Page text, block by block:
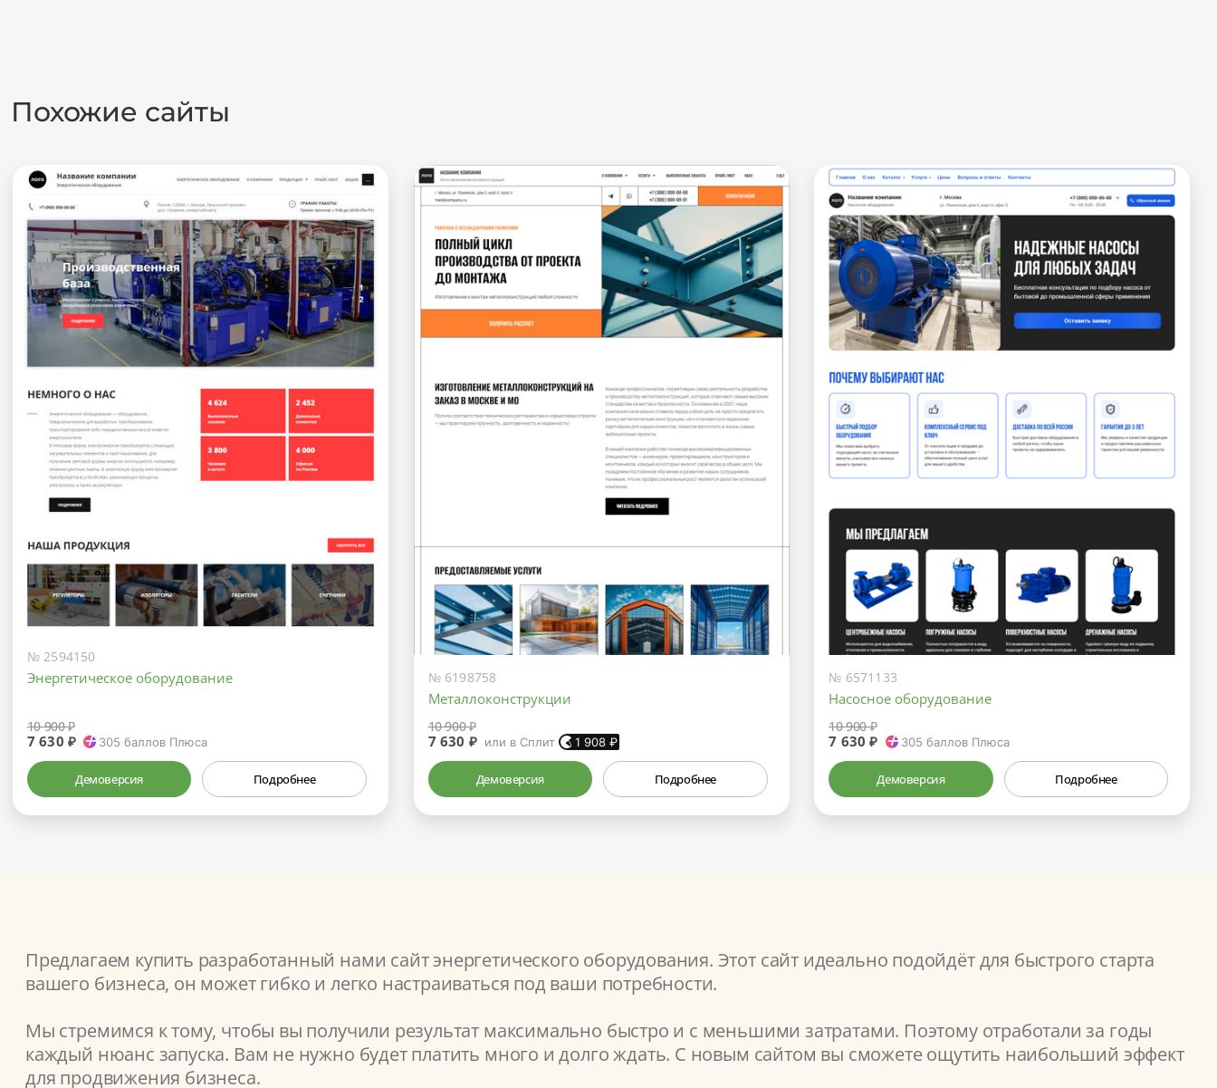
Похожие сайты
№ 2594150
Энергетическое оборудование
10 900 ₽
7 630 ₽ 305 баллов Плюса
Демоверсия Подробнее
№ 6198758
Металлоконструкции
10 900 ₽
7 630 ₽ или в Сплит 1 908₽
Демоверсия Подробнее
№ 6571133
Насосное оборудование
10 900 ₽
7 630 ₽ 305 баллов Плюса
Демоверсия Подробнее
Предлагаем купить разработанный нами сайт энергетического оборудования. Этот сайт идеально подойдёт для быстрого старта
вашего бизнеса, он может гибко и легко настраиваться под ваши потребности.
Мы стремимся к тому, чтобы вы получили результат максимально быстро и с меньшими затратами. Поэтому отработали за годы
каждый нюанс запуска. Вам не нужно будет платить много и долго ждать. С новым сайтом вы сможете ощутить наибольший эффект
для продвижения бизнеса.